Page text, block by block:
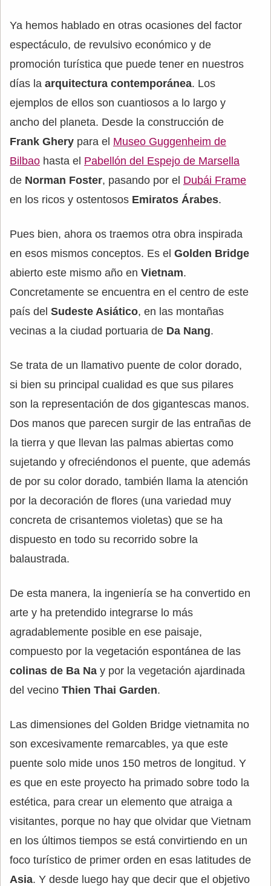
Ya hemos hablado en otras ocasiones del factor
espectáculo, de revulsivo económico y de
promoción turística que puede tener en nuestros
días la arquitectura contemporánea. Los
ejemplos de ellos son cuantiosos a lo largo y
ancho del planeta. Desde la construcción de
Frank Ghery para el Museo Guggenheim de
Bilbao hasta el Pabellón del Espejo de Marsella
de Norman Foster, pasando por el Dubái Frame
en los ricos y ostentosos Emiratos Árabes.
Pues bien, ahora os traemos otra obra inspirada
en esos mismos conceptos. Es el Golden Bridge
abierto este mismo año en Vietnam.
Concretamente se encuentra en el centro de este
país del Sudeste Asiático, en las montañas
vecinas a la ciudad portuaria de Da Nang.
Se trata de un llamativo puente de color dorado,
si bien su principal cualidad es que sus pilares
son la representación de dos gigantescas manos.
Dos manos que parecen surgir de las entrañas de
la tierra y que llevan las palmas abiertas como
sujetando y ofreciéndonos el puente, que además
de por su color dorado, también llama la atención
por la decoración de flores (una variedad muy
concreta de crisantemos violetas) que se ha
dispuesto en todo su recorrido sobre la
balaustrada.
De esta manera, la ingeniería se ha convertido en
arte y ha pretendido integrarse lo más
agradablemente posible en ese paisaje,
compuesto por la vegetación espontánea de las
colinas de Ba Na y por la vegetación ajardinada
del vecino Thien Thai Garden.
Las dimensiones del Golden Bridge vietnamita no
son excesivamente remarcables, ya que este
puente solo mide unos 150 metros de longitud. Y
es que en este proyecto ha primado sobre todo la
estética, para crear un elemento que atraiga a
visitantes, porque no hay que olvidar que Vietnam
en los últimos tiempos se está convirtiendo en un
foco turístico de primer orden en esas latitudes de
Asia. Y desde luego hay que decir que el objetivo